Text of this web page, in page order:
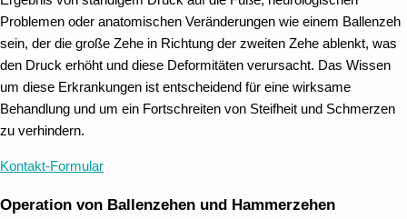
Problemen oder anatomischen Veränderungen wie einem Ballenzeh
sein, der die große Zehe in Richtung der zweiten Zehe ablenkt, was
den Druck erhöht und diese Deformitäten verursacht. Das Wissen
um diese Erkrankungen ist entscheidend für eine wirksame
Behandlung und um ein Fortschreiten von Steifheit und Schmerzen
zu verhindern.
Kontakt-Formular
Operation von Ballenzehen und Hammerzehen